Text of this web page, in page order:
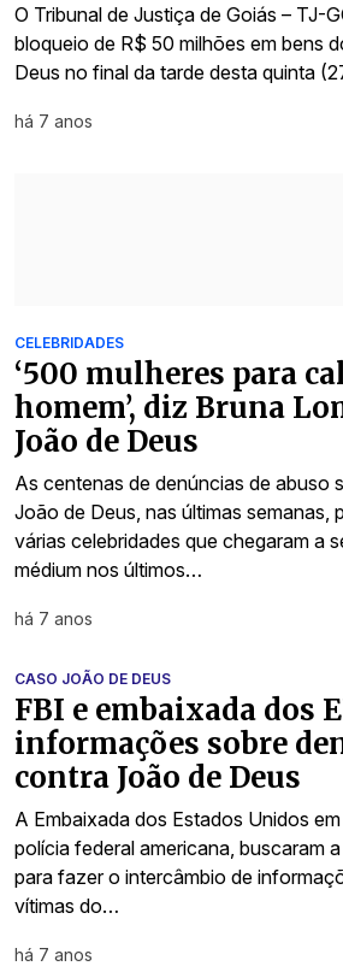
O Tribunal de Justiça de Goiás – TJ-
bloqueio de R$ 50 milhões em bens
Deus no final da tarde desta quinta
há 7 anos
CELEBRIDADES
‘500 mulheres para
homem’, diz Bruna
João de Deus
As centenas de denúncias de abuso
João de Deus, nas últimas semanas,
várias celebridades que chegaram a
médium nos últimos…
há 7 anos
CASO JOÃO DE DEUS
FBI e embaixada dos
informações sobre
contra João de Deus
A Embaixada dos Estados Unidos
polícia federal americana, buscaram
para fazer o intercâmbio de
vítimas do…
há 7 anos